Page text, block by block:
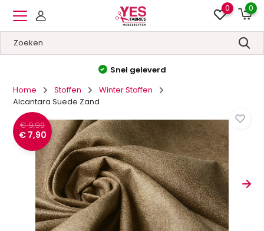
0 0
Hoge kwaliteit&Lage prijzen
Home
Stoffen
Winter Stoffen
Alcantara Suede Zand
€ 9,90
€ 7,90